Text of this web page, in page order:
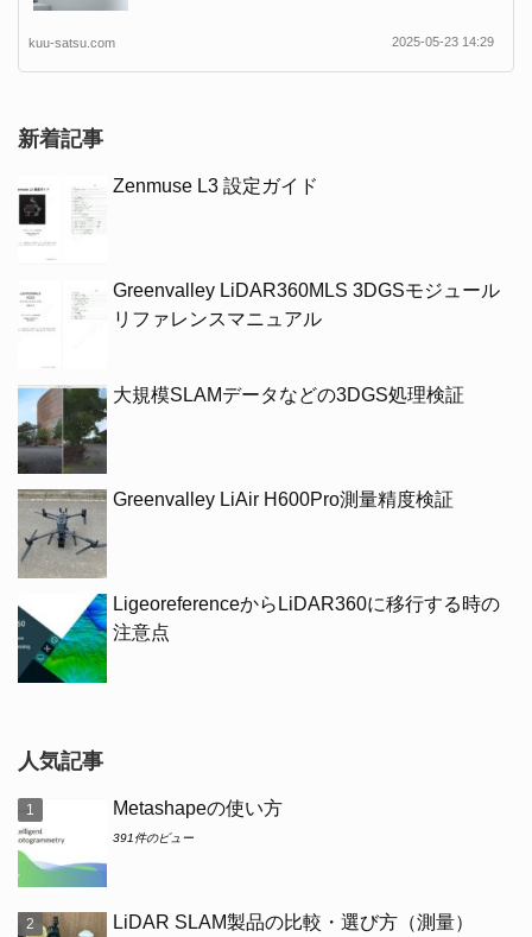
kuu-satsu.com 2025-05-23 14:29
新着記事
Zenmuse L3 設定ガイド
Greenvalley LiDAR360MLS 3DGSモジュール
リファレンスマニュアル
大規模SLAMデータなどの3DGS処理検証
Greenvalley LiAir H600Pro測量精度検証
LigeoreferenceからLiDAR360に移行する時の
注意点
人気記事
Metashapeの使い方
391件のビュー
LiDAR SLAM製品の比較・選び方（測量）